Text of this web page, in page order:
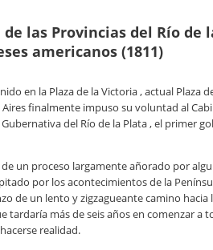
de las Provincias del Río de
americanos (1811)
en la Plaza de la Victoria , actual Plaza
finalmente impuso su voluntad al
del Río de la Plata , el primer
de un proceso largamente añorado por
por los acontecimientos de la
de un lento y zigzagueante camino hacia
tardaría más de seis años en comenzar a
realidad.